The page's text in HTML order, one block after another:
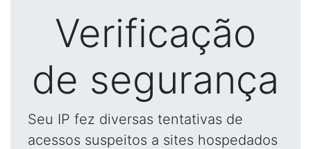
Verificação
de segurança
Seu IP fez diversas tentativas de
acessos suspeitos a sites hospedados